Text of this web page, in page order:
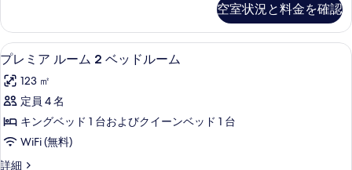
て
の
写
真
を
表
示
2
ベ
ッ
ド
ル
ー
ム
の
ス
ル
ー
2
ベ
ド
ル
空室状況と料金を確認
プ
レ
ミ
ア
ル
ー
プレミア ルーム 2 ベッドルーム | セ
5
プレミア ルーム 2 ベッドルーム
123 ㎡
定員 4 名
キングベッド 1 台およびクイーンベッド 1 台
WiFi (無料)
詳細
プ